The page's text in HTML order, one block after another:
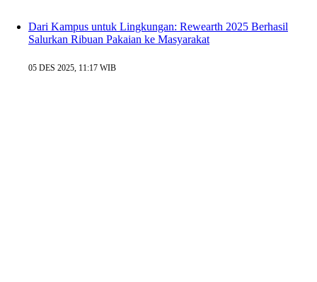
Dari Kampus untuk Lingkungan: Rewearth 2025 Berhasil
Salurkan Ribuan Pakaian ke Masyarakat
05 DES 2025, 11:17 WIB